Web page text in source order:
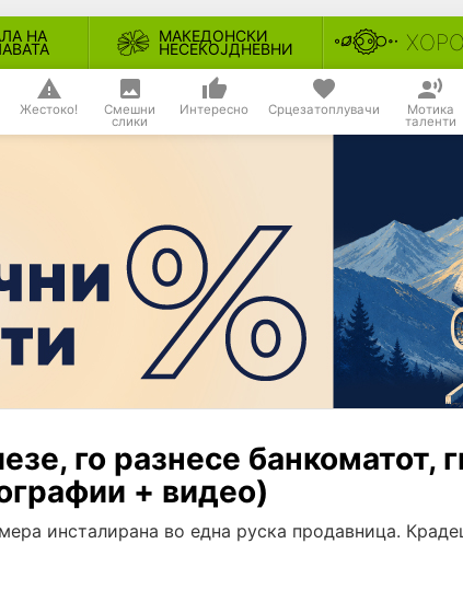
НА МАКЕДОНСКИ
НЕСЕКОЈДНЕВНИ
Жестоко! Смешни
слики
Интересно Срцезатоплувачи Мотика
таленти
го разнесе банкоматот,
+ видео)
инсталирана во една руска продавница.